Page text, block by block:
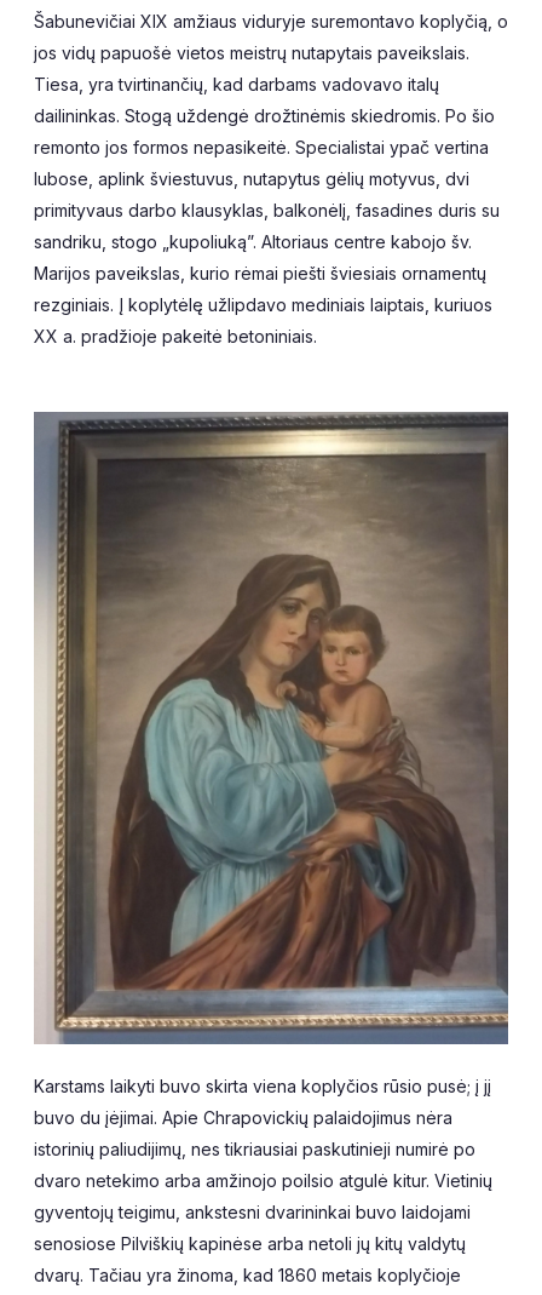
Šabunevičiai XIX amžiaus viduryje suremontavo koplyčią, o
jos vidų papuošė vietos meistrų nutapytais paveikslais.
Tiesa, yra tvirtinančių, kad darbams vadovavo italų
dailininkas. Stogą uždengė drožtinėmis skiedromis. Po šio
remonto jos formos nepasikeitė. Specialistai ypač vertina
lubose, aplink šviestuvus, nutapytus gėlių motyvus, dvi
primityvaus darbo klausyklas, balkonėlį, fasadines duris su
sandriku, stogo „kupoliuką”. Altoriaus centre kabojo šv.
Marijos paveikslas, kurio rėmai piešti šviesiais ornamentų
rezginiais. Į koplytėlę užlipdavo mediniais laiptais, kuriuos
XX a. pradžioje pakeitė betoniniais.
Karstams laikyti buvo skirta viena koplyčios rūsio pusė; į jį
buvo du įėjimai. Apie Chrapovickių palaidojimus nėra
istorinių paliudijimų, nes tikriausiai paskutinieji numirė po
dvaro netekimo arba amžinojo poilsio atgulė kitur. Vietinių
gyventojų teigimu, ankstesni dvarininkai buvo laidojami
senosiose Pilviškių kapinėse arba netoli jų kitų valdytų
dvarų. Tačiau yra žinoma, kad 1860 metais koplyčioje